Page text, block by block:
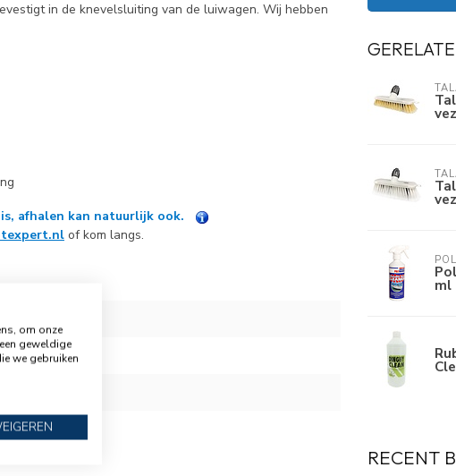
in de knevelsluiting van de luiwagen. Wij hebben
afhalen kan natuurlijk ook.
of kom langs.
ml
RECENT
om onze
geweldige
we gebruiken